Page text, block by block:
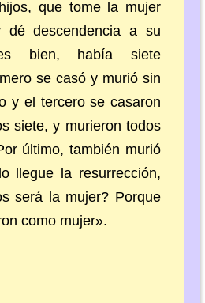
que tome la mujer
dé descendencia a su
bien, había siete
se casó y murió sin
y el tercero se casaron
siete, y murieron todos
último, también murió
llegue la resurrección,
será la mujer? Porque
como mujer».